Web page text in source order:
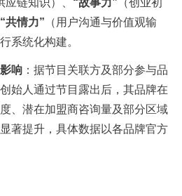
链知识）、 “故事力” （创业初
“共情力” （用户沟通与价值观输
系统化构建。
响：据节目关联方及部分参与品
始人通过节目露出后，其品牌在
、潜在加盟商咨询量及部分区域
著提升，具体数据以各品牌官方